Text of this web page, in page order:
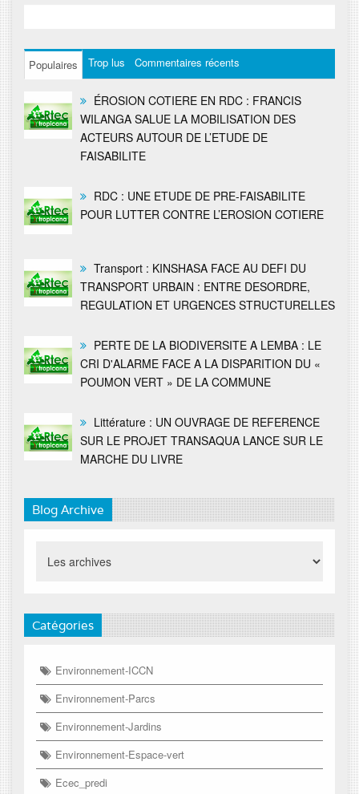
Populaires Trop lus Commentaires récents
ÉROSION COTIERE EN RDC : FRANCIS
WILANGA SALUE LA MOBILISATION DES
ACTEURS AUTOUR DE L’ETUDE DE
FAISABILITE
RDC : UNE ETUDE DE PRE-FAISABILITE
POUR LUTTER CONTRE L’EROSION COTIERE
Transport : KINSHASA FACE AU DEFI DU
TRANSPORT URBAIN : ENTRE DESORDRE,
REGULATION ET URGENCES STRUCTURELLES
PERTE DE LA BIODIVERSITE A LEMBA : LE
CRI D'ALARME FACE A LA DISPARITION DU «
POUMON VERT » DE LA COMMUNE
Littérature : UN OUVRAGE DE REFERENCE
SUR LE PROJET TRANSAQUA LANCE SUR LE
MARCHE DU LIVRE
Blog Archive
Catégories
Environnement-ICCN
Environnement-Parcs
Environnement-Jardins
Environnement-Espace-vert
Ecec_predi